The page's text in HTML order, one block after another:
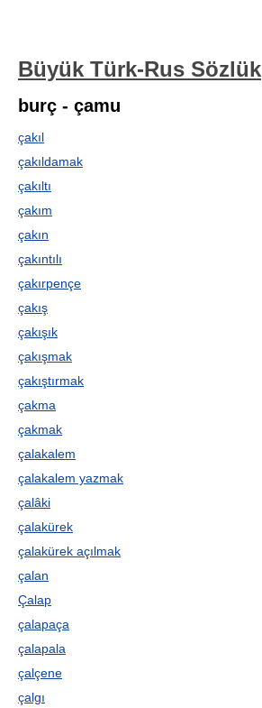
Büyük Türk-Rus Sözlük
burç - çamu
çakıl
çakıldamak
çakıltı
çakım
çakın
çakıntılı
çakırpençe
çakış
çakışık
çakışmak
çakıştırmak
çakma
çakmak
çalakalem
çalakalem yazmak
çalâki
çalakürek
çalakürek açılmak
çalan
Çalap
çalapaça
çalapala
çalçene
çalgı